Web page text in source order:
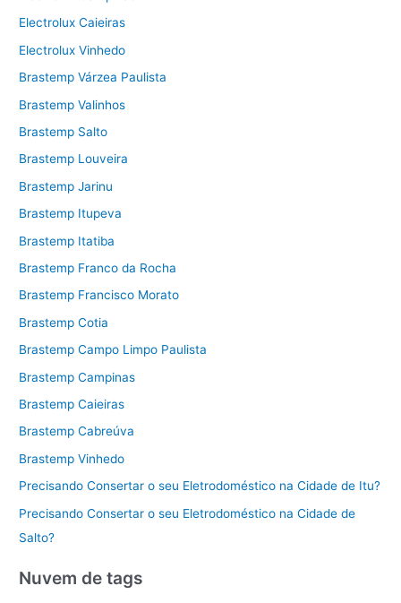
Electrolux Caieiras
Electrolux Vinhedo
Brastemp Várzea Paulista
Brastemp Valinhos
Brastemp Salto
Brastemp Louveira
Brastemp Jarinu
Brastemp Itupeva
Brastemp Itatiba
Brastemp Franco da Rocha
Brastemp Francisco Morato
Brastemp Cotia
Brastemp Campo Limpo Paulista
Brastemp Campinas
Brastemp Caieiras
Brastemp Cabreúva
Brastemp Vinhedo
Precisando Consertar o seu Eletrodoméstico na Cidade de Itu?
Precisando Consertar o seu Eletrodoméstico na Cidade de
Salto?
Nuvem de tags